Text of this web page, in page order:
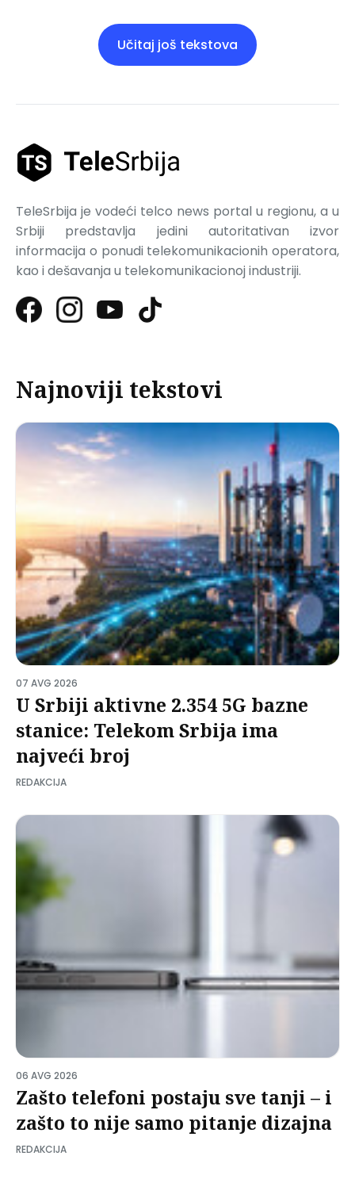
Učitaj još tekstova
TeleSrbija je vodeći telco news portal u regionu, a u
Srbiji predstavlja jedini autoritativan izvor
informacija o ponudi telekomunikacionih operatora,
kao i dešavanja u telekomunikacionoj industriji.
Najnoviji tekstovi
07 AVG 2026
U Srbiji aktivne 2.354 5G bazne
stanice: Telekom Srbija ima
najveći broj
REDAKCIJA
06 AVG 2026
Zašto telefoni postaju sve tanji – i
zašto to nije samo pitanje dizajna
REDAKCIJA